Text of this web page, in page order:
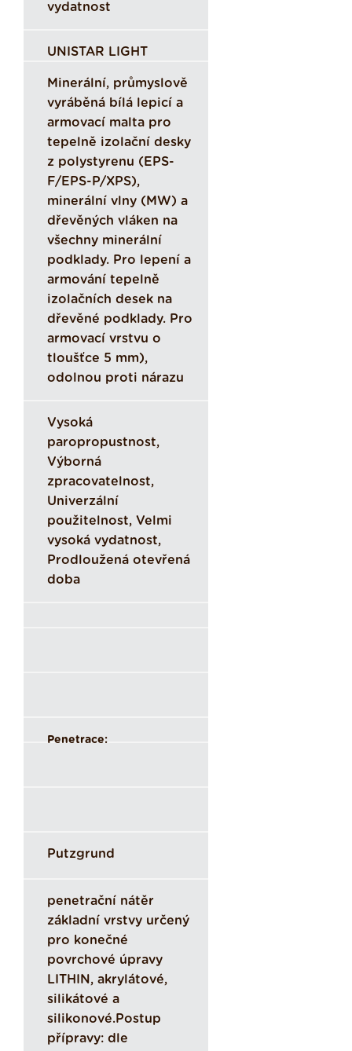
vydatnost
UNISTAR LIGHT
Minerální, průmyslově
vyráběná bílá lepicí a
armovací malta pro
tepelně izolační desky
z polystyrenu (EPS-
F/EPS-P/XPS),
minerální vlny (MW) a
dřevěných vláken na
všechny minerální
podklady. Pro lepení a
armování tepelně
izolačních desek na
dřevěné podklady. Pro
armovací vrstvu o
tloušťce 5 mm),
odolnou proti nárazu
Vysoká
paropropustnost,
Výborná
zpracovatelnost,
Univerzální
použitelnost, Velmi
vysoká vydatnost,
Prodloužená otevřená
doba
Penetrace:
Putzgrund
penetrační nátěr
základní vrstvy určený
pro konečné
povrchové úpravy
LITHIN, akrylátové,
silikátové a
silikonové.Postup
přípravy: dle